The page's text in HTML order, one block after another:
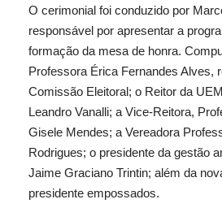
O cerimonial foi conduzido por
responsável por apresentar a
formação da mesa de honra.
Professora Érica Fernandes Alves,
Comissão Eleitoral; o Reitor da
Leandro Vanalli; a Vice-Reitora,
Gisele Mendes; a Vereadora
Rodrigues; o presidente da gestão
Jaime Graciano Trintin; além da
presidente empossados.